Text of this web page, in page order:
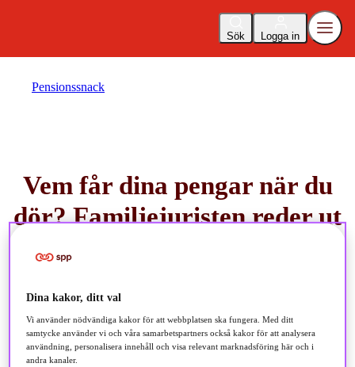
Sök Logga in
Pensionssnack
Vem får dina pengar när du
dör? Familjejuristen reder ut
cirka 1 minuts lästid
Dina kakor, ditt val
Vi använder nödvändiga kakor för att webbplatsen ska fungera. Med ditt
samtycke använder vi och våra samarbetspartners också kakor för att analysera
användning, personalisera innehåll och visa relevant marknadsföring här och i
andra kanaler.